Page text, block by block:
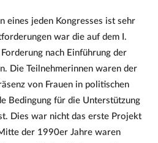
eines jeden Kongresses ist sehr
war die auf dem I.
nach Einführung der
Die Teilnehmerinnen waren der
von Frauen in politischen
Bedingung für die Unterstützung
Dies war nicht das erste Projekt
der 1990er Jahre waren